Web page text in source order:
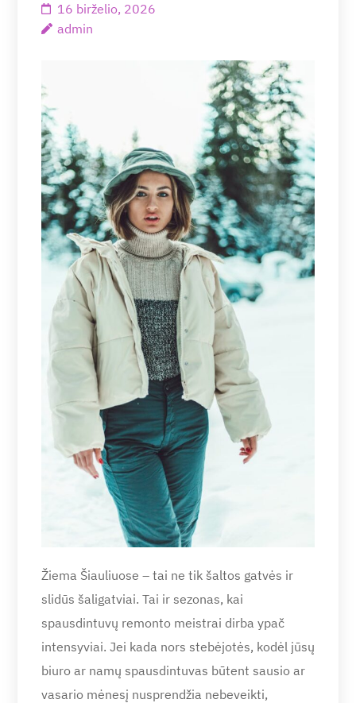
16 birželio, 2026
admin
Žiema Šiauliuose – tai ne tik šaltos gatvės ir
slidūs šaligatviai. Tai ir sezonas, kai
spausdintuvų remonto meistrai dirba ypač
intensyviai. Jei kada nors stebėjotės, kodėl jūsų
biuro ar namų spausdintuvas būtent sausio ar
vasario mėnesį nusprendžia nebeveikti,